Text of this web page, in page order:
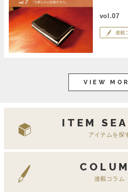
vol.07
連載
VIEW
ITEM
アイテムを探
連載コラム